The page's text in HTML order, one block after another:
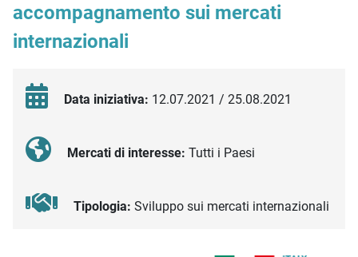
accompagnamento sui mercati
internazionali
Data iniziativa: 12.07.2021 / 25.08.2021
Mercati di interesse: Tutti i Paesi
Tipologia: Sviluppo sui mercati internazionali